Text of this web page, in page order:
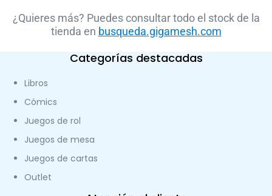
¿Quieres más? Puedes consultar todo el stock de la
tienda en busqueda.gigamesh.com
Categorías destacadas
Libros
Cómics
Juegos de rol
Juegos de mesa
Juegos de cartas
Outlet